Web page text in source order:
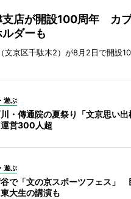
支店が開設100周年 カ
ダーも
文京区千駄木2）が8月2日で開設
遊ぶ
・傳通院の夏祭り「文京思い
営300人超
遊ぶ
で「文の京スポーツフェス」
大生の講演も